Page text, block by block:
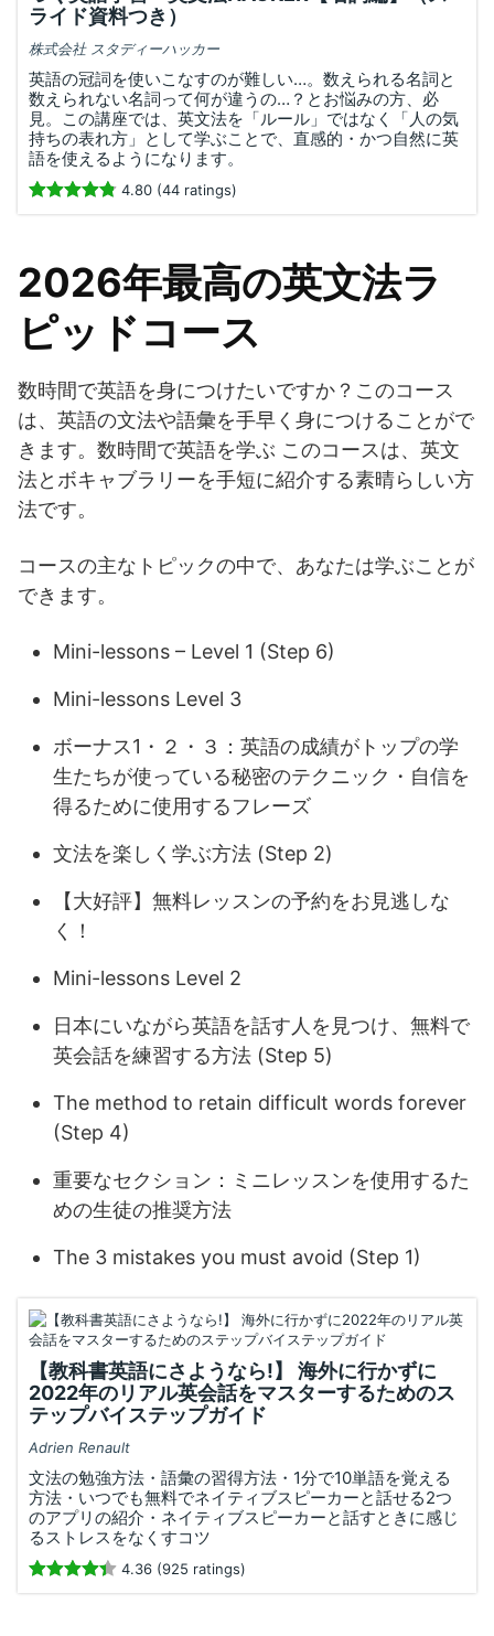
ライド資料つき）
株式会社 スタディーハッカー
英語の冠詞を使いこなすのが難しい…。数えられる名詞と
数えられない名詞って何が違うの…？とお悩みの方、必
見。この講座では、英文法を「ルール」ではなく「人の気
持ちの表れ方」として学ぶことで、直感的・かつ自然に英
語を使えるようになります。
4.80 (44 ratings)
2026年最高の英文法ラ
ピッドコース
数時間で英語を身につけたいですか？このコース
は、英語の文法や語彙を手早く身につけることがで
きます。数時間で英語を学ぶ このコースは、英文
法とボキャブラリーを手短に紹介する素晴らしい方
法です。
コースの主なトピックの中で、あなたは学ぶことが
できます。
Mini-lessons – Level 1 (Step 6)
Mini-lessons Level 3
ボーナス1・２・３：英語の成績がトップの学
生たちが使っている秘密のテクニック・自信を
得るために使用するフレーズ
文法を楽しく学ぶ方法 (Step 2)
【大好評】無料レッスンの予約をお見逃しな
く！
Mini-lessons Level 2
日本にいながら英語を話す人を見つけ、無料で
英会話を練習する方法 (Step 5)
The method to retain difficult words forever
(Step 4)
重要なセクション：ミニレッスンを使用するた
めの生徒の推奨方法
The 3 mistakes you must avoid (Step 1)
【教科書英語にさようなら!】 海外に行かずに
2022年のリアル英会話をマスターするためのス
テップバイステップガイド
Adrien Renault
文法の勉強方法・語彙の習得方法・1分で10単語を覚える
方法・いつでも無料でネイティブスピーカーと話せる2つ
のアプリの紹介・ネイティブスピーカーと話すときに感じ
るストレスをなくすコツ
4.36 (925 ratings)